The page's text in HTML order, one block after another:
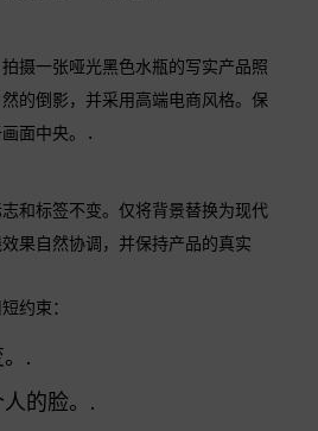
摄一张哑光黑色水瓶的写实产品照
的倒影，并采用高端电商风格。保
面中央。.
和标签不变。仅将背景替换为现代
果自然协调，并保持产品的真实
约束：
.
的脸。.